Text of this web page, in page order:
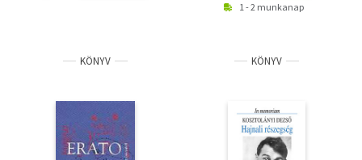
1 - 2 munkanap
KÖNYV KÖNYV